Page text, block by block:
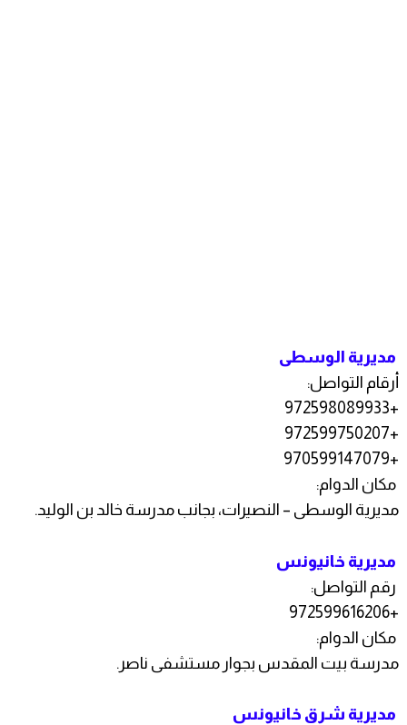
مديرية الوسطى
أرقام التواصل:
+972598089933
+972599750207
+970599147079
مكان الدوام:
مديرية الوسطى – النصيرات، بجانب مدرسة خالد بن الوليد.
مديرية خانيونس
رقم التواصل:
+972599616206
مكان الدوام:
مدرسة بيت المقدس بجوار مستشفى ناصر.
مديرية شرق خانيونس